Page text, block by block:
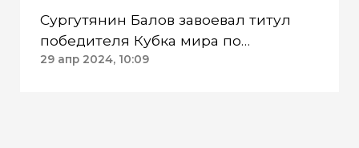
Сургутянин Балов завоевал титул
победителя Кубка мира по
бильярдному спорту
29 апр 2024, 10:09